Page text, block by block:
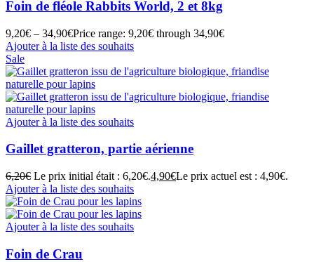
Foin de fléole Rabbits World, 2 et 8kg
9,20€ – 34,90€Price range: 9,20€ through 34,90€
Ajouter à la liste des souhaits
Sale
Ajouter à la liste des souhaits
Gaillet gratteron, partie aérienne
6,20€ Le prix initial était : 6,20€.4,90€Le prix actuel est : 4,90€.
Ajouter à la liste des souhaits
Ajouter à la liste des souhaits
Foin de Crau